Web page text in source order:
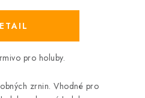
pro holuby.
zrnin. Vhodné pro